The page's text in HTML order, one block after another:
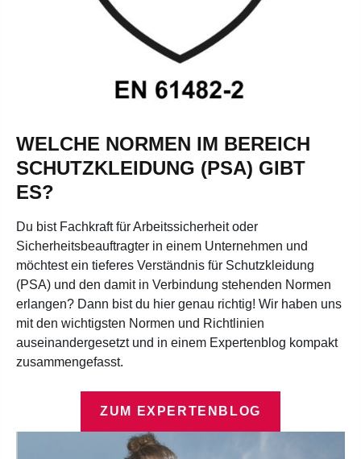
WELCHE NORMEN IM BEREICH
SCHUTZKLEIDUNG (PSA) GIBT
ES?
Du bist Fachkraft für Arbeitssicherheit oder
Sicherheitsbeauftragter in einem Unternehmen und
möchtest ein tieferes Verständnis für Schutzkleidung
(PSA) und den damit in Verbindung stehenden Normen
erlangen? Dann bist du hier genau richtig! Wir haben uns
mit den wichtigsten Normen und Richtlinien
auseinandergesetzt und in einem Expertenblog kompakt
zusammengefasst.
ZUM EXPERTENBLOG